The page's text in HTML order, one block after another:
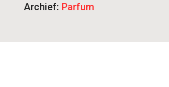
Archief: Parfum